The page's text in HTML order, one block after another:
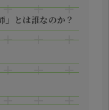
」とは誰なのか？